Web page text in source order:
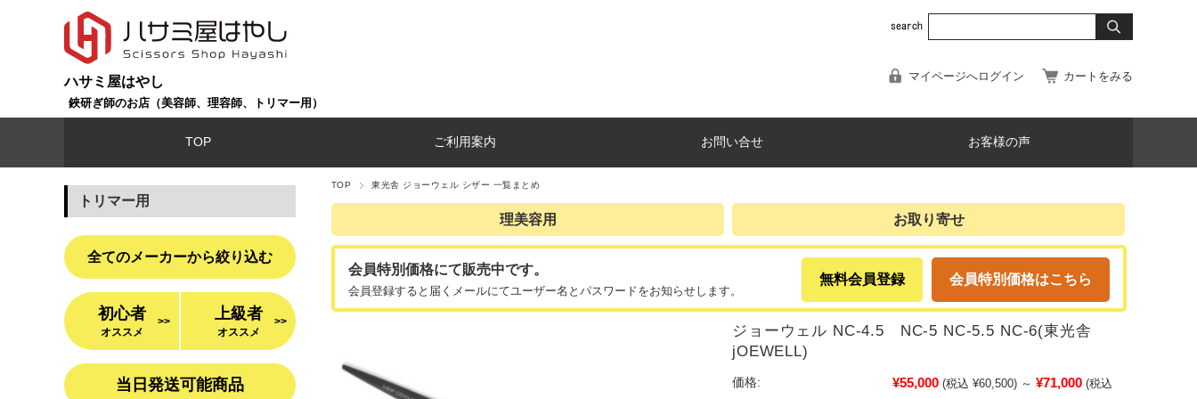
ハサミ屋はやし
鋏研ぎ師のお店（美容師、理容師、トリマー用）
マイページへログイン カートをみる
TOP ご利用案内 お問い合せ お客様の声
TOP 東光舎 ジョーウェル シザー 一覧まとめ
理美容用 お取り寄せ
無料会員登録 会員特別価格はこちら
会員特別価格にて販売中です。
会員登録すると届くメールにてユーザー名とパスワードをお知らせします。
ジョーウェル NC-4.5 NC-5 NC-5.5 NC-6(東光舎
jOEWELL)
価格: ¥55,000 (税込 ¥60,500) ～ ¥71,000 (税込
トリマー用
全てのメーカーから絞り込む
初心者
オススメ
>> 上級者
オススメ
>>
当日発送可能商品